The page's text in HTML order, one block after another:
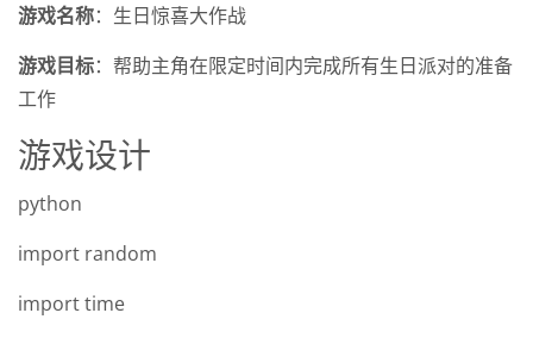
游戏名称：生日惊喜大作战
游戏目标：帮助主角在限定时间内完成所有生日派对的准备
工作
游戏设计
python
import random
import time